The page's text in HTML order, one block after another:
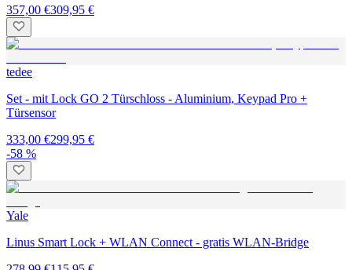
357,00 €309,95 €
tedee
Set - mit Lock GO 2 Türschloss - Aluminium, Keypad Pro +
Türsensor
333,00 €299,95 €
-58 %
Yale
Linus Smart Lock + WLAN Connect - gratis WLAN-Bridge